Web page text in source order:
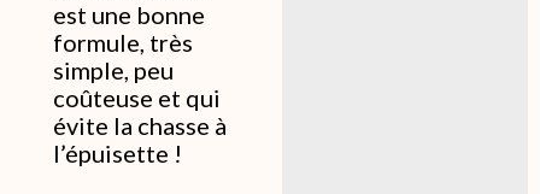
est une bonne
formule, très
simple, peu
coûteuse et qui
évite la chasse à
l’épuisette !